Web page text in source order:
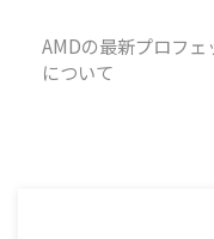
AMDの最新プロフェ
について